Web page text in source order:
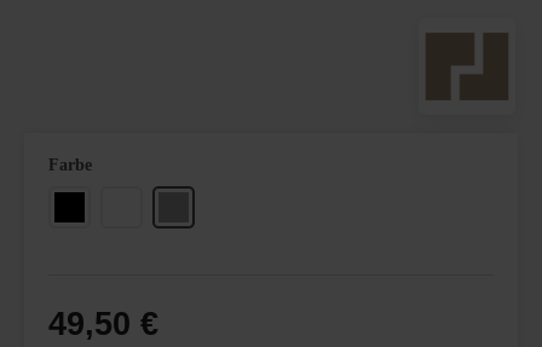
49,50 €
Farbeauswählen
Schwarz Weißaluminium